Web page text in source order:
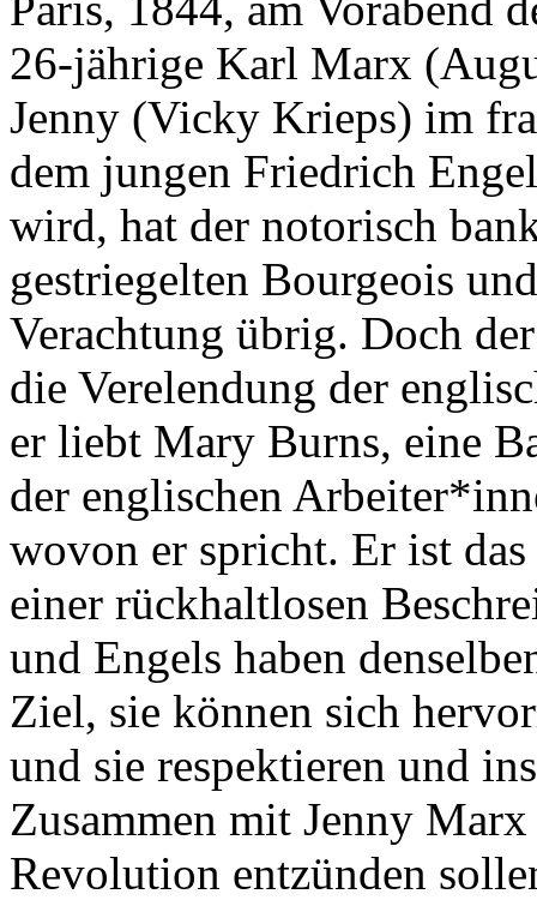
26-jährige Karl Marx
Jenny (Vicky Krieps) im
dem jungen Friedrich
wird, hat der notorisch
gestriegelten Bourgeois
Verachtung übrig. Doch
die Verelendung der
er liebt Mary Burns, eine
der englischen
wovon er spricht. Er ist
einer rückhaltlosen
und Engels haben
Ziel, sie können sich
und sie respektieren und
Zusammen mit Jenny
Revolution entzünden